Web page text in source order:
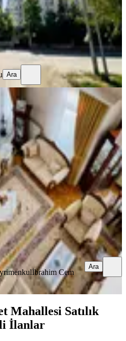
Ara
Batıkent Metro Yanında
Sitesi 4+1 Ara Kat
İlkyerleşim Mahallesi
4. Kat· 08.08.2026
Kartal
İbrahim Cem
Ara
Mahallesi Satılık
İlanlar